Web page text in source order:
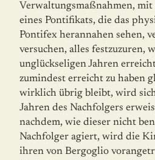
Verwaltungsmaßnahmen,
eines Pontifikats, die das
Pontifex herannahen sehen,
versuchen, alles festzuzuren,
unglückseligen Jahren
zumindest erreicht zu haben
wirklich übrig bleibt, wird
Jahren des Nachfolgers
nachdem, wie dieser nicht
Nachfolger agiert, wird die
ihren von Bergoglio